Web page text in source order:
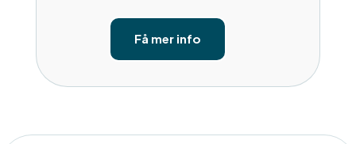
Få mer info